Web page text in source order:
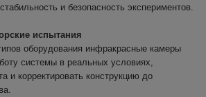
и безопасность экспериментов.
испытания
оборудования инфракрасные камеры
системы в реальных условиях,
и корректировать конструкцию до